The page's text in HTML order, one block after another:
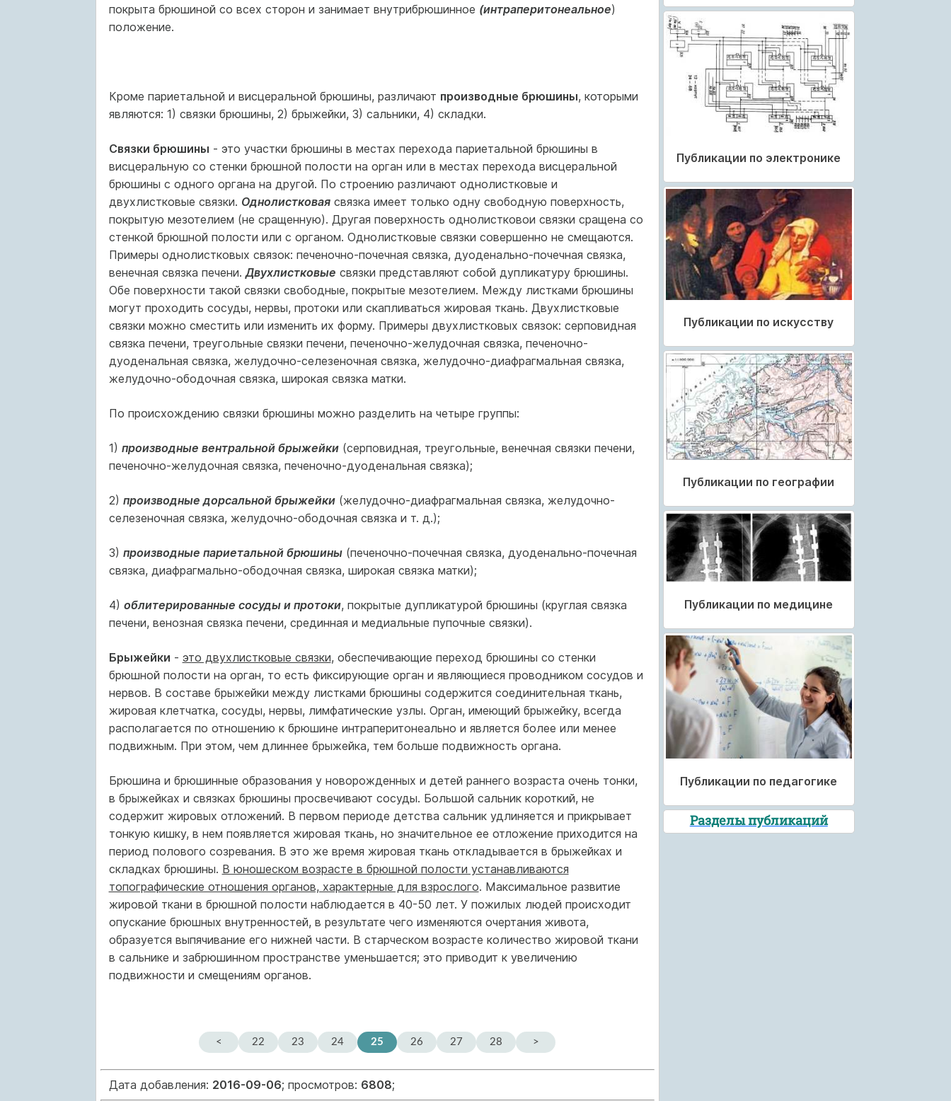
покрыта брюшиной со всех сторон и занимает внутрибрюшинное (интраперитонеальное)
положение.
Кроме париетальной и висцеральной брюшины, различают производные брюшины, которыми
являются: 1) связки брюшины, 2) брыжейки, 3) сальники, 4) складки.
Связки брюшины - это участки брюшины в местах перехода париетальной брюшины в
висцеральную со стенки брюшной полости на орган или в местах перехода висцеральной
брюшины с одного органа на другой. По строению различают однолистковые и
двухлистковые связки. Однолистковаясвязка имеет только одну свободную поверхность,
покрытую мезотелием (не сращенную). Другая поверхность однолистковои связки сращена со
стенкой брюшной полости или с органом. Однолистковые связки совершенно не смещаются.
Примеры однолистковых связок: печеночно-почечная связка, дуоденально-почечная связка,
венечная связка печени.Двухлистковые связки представляют собой дупликатуру брюшины.
Обе поверхности такой связки свободные, покрытые мезотелием. Между листками брюшины
могут проходить сосуды, нервы, протоки или скапливаться жировая ткань. Двухлистковые
связки можно сместить или изменить их форму. Примеры двухлистковых связок: серповидная
связка печени, треугольные связки печени, печеночно-желудочная связка, печеночно-
дуоденальная связка, желудочно-селезеночная связка, желудочно-диафрагмальная связка,
желудочно-ободочная связка, широкая связка матки.
По происхождению связки брюшины можно разделить на четыре группы:
1) производные вентральной брыжейки(серповидная, треугольные, венечная связки печени,
печеночно-желудочная связка, печеночно-дуоденальная связка);
2) производные дорсальной брыжейки(желудочно-диафрагмальная связка, желудочно-
селезеночная связка, желудочно-ободочная связка и т. д.);
3) производные париетальной брюшины(печеночно-почечная связка, дуоденально-почечная
связка, диафрагмально-ободочная связка, широкая связка матки);
4) облитерированные сосуды и протоки, покрытые дупликатурой брюшины (круглая связка
печени, венозная связка печени, срединная и медиальные пупочные связки).
Брыжейки - это двухлистковые связки, обеспечивающие переход брюшины со стенки
брюшной полости на орган, то есть фиксирующие орган и являющиеся проводником сосудов и
нервов. В составе брыжейки между листками брюшины содержится соединительная ткань,
жировая клетчатка, сосуды, нервы, лимфатические узлы. Орган, имеющий брыжейку, всегда
располагается по отношению к брюшине интраперитонеально и является более или менее
подвижным. При этом, чем длиннее брыжейка, тем больше подвижность органа.
Брюшина и брюшинные образования у новорожденных и детей раннего возраста очень тонки,
в брыжейках и связках брюшины просвечивают сосуды. Большой сальник короткий, не
содержит жировых отложений. В первом периоде детства сальник удлиняется и прикрывает
тонкую кишку, в нем появляется жировая ткань, но значительное ее отложение приходится на
период полового созревания. В это же время жировая ткань откладывается в брыжейках и
складках брюшины. В юношеском возрасте в брюшной полости устанавливаются
топографические отношения органов, характерные для взрослого. Максимальное развитие
жировой ткани в брюшной полости наблюдается в 40-50 лет. У пожилых людей происходит
опускание брюшных внутренностей, в результате чего изменяются очертания живота,
образуется выпячивание его нижней части. В старческом возрасте количество жировой ткани
в сальнике и забрюшинном пространстве уменьшается; это приводит к увеличению
подвижности и смещениям органов.
< 22 23 24 25 26 27 28 >
Дата добавления: 2016-09-06; просмотров: 6808;
Публикации по электронике
Публикации по искусству
Публикации по географии
Публикации по медицине
Публикации по педагогике
Разделы публикаций